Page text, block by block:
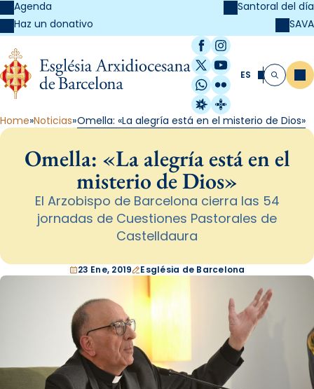
Agenda
Haz un donativo
Santoral del día
SAVA
Facebook
Instagram
X / Twitter
YouTube
WhatsApp
Flickr
Radio Estel
Catalunya
ES Buscar
Home Noticias Omella: «La alegría está en el misterio de Dios»
Omella: «La alegría está en el
misterio de Dios»
El Arzobispo de Barcelona cierra las 54
jornadas de Cuestiones Pastorales de
Castelldaura
23 Ene, 2019 Església de Barcelona